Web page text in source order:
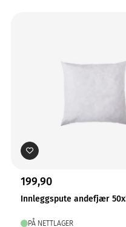
199,90
Innleggspute andefjær
PÅ NETTLAGER